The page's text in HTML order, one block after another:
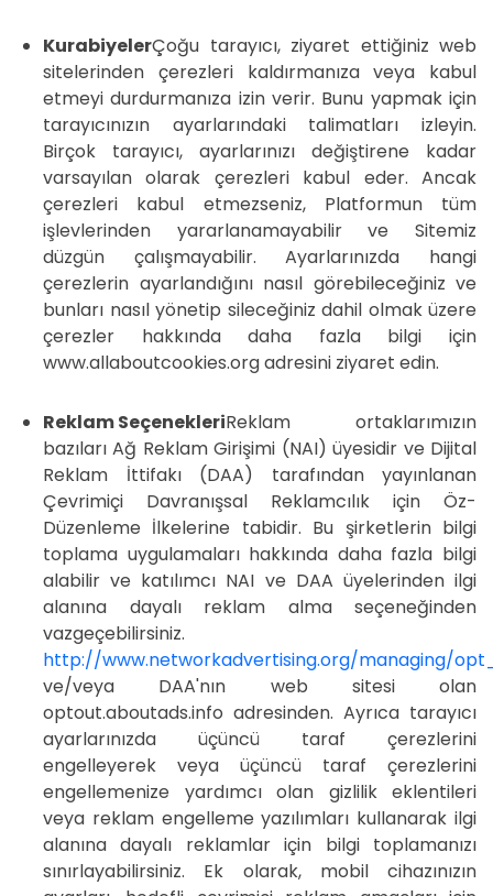
KurabiyelerÇoğu tarayıcı, ziyaret ettiğiniz web
sitelerinden çerezleri kaldırmanıza veya kabul
etmeyi durdurmanıza izin verir. Bunu yapmak için
tarayıcınızın ayarlarındaki talimatları izleyin.
Birçok tarayıcı, ayarlarınızı değiştirene kadar
varsayılan olarak çerezleri kabul eder. Ancak
çerezleri kabul etmezseniz, Platformun tüm
işlevlerinden yararlanamayabilir ve Sitemiz
düzgün çalışmayabilir. Ayarlarınızda hangi
çerezlerin ayarlandığını nasıl görebileceğiniz ve
bunları nasıl yönetip sileceğiniz dahil olmak üzere
çerezler hakkında daha fazla bilgi için
www.allaboutcookies.org adresini ziyaret edin.
Reklam SeçenekleriReklam ortaklarımızın
bazıları Ağ Reklam Girişimi (NAI) üyesidir ve Dijital
Reklam İttifakı (DAA) tarafından yayınlanan
Çevrimiçi Davranışsal Reklamcılık için Öz-
Düzenleme İlkelerine tabidir. Bu şirketlerin bilgi
toplama uygulamaları hakkında daha fazla bilgi
alabilir ve katılımcı NAI ve DAA üyelerinden ilgi
alanına dayalı reklam alma seçeneğinden
vazgeçebilirsiniz.
http://www.networkadvertising.org/managing/
ve/veya DAA'nın web sitesi olan
optout.aboutads.info adresinden. Ayrıca tarayıcı
ayarlarınızda üçüncü taraf çerezlerini
engelleyerek veya üçüncü taraf çerezlerini
engellemenize yardımcı olan gizlilik eklentileri
veya reklam engelleme yazılımları kullanarak ilgi
alanına dayalı reklamlar için bilgi toplamanızı
sınırlayabilirsiniz. Ek olarak, mobil cihazınızın